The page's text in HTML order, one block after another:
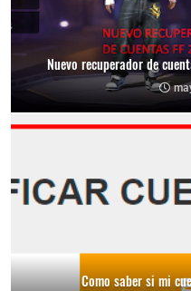
Nuevo recuperador de
Como saber si mi